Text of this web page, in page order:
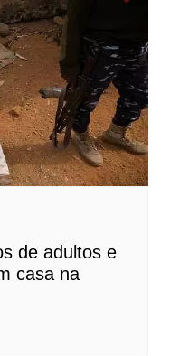
de adultos e
casa na